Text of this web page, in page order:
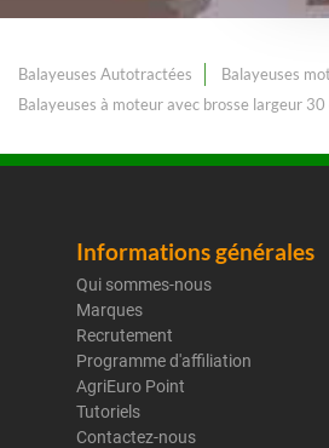
Balayeuses Autotractées Balayeuses
Balayeuses à moteur avec brosse largeur 30
Informations générales
Qui sommes-nous
Marques
Recrutement
Programme d'affiliation
AgriEuro Point
Tutoriels
Contactez-nous